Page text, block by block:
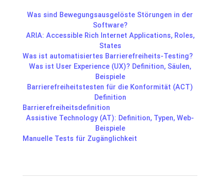
Was sind Bewegungsausgelöste Störungen in der
Software?
ARIA: Accessible Rich Internet Applications, Roles,
States
Was ist automatisiertes Barrierefreiheits-Testing?
Was ist User Experience (UX)? Definition, Säulen,
Beispiele
Barrierefreiheitstesten für die Konformität (ACT)
Definition
Barrierefreiheitsdefinition
Assistive Technology (AT): Definition, Typen, Web-
Beispiele
Manuelle Tests für Zugänglichkeit